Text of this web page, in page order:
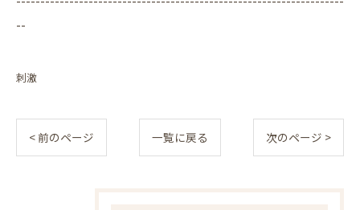
--
刺激
< 前のページ 一覧に戻る 次のページ >